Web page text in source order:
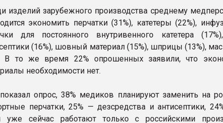
изделий зарубежного производства среднему
экономить перчатки (31%), катетеры (22%),
для постоянного внутривенного катетера
(16%), шовный материал (15%), шприцы (13%),
В то же время 22% опрошенных заявили, что
необходимости нет.
опрос, 38% медиков планируют заменить на
перчатки, 25% — дезсредства и антисептики,
уже сейчас работают только с российскими